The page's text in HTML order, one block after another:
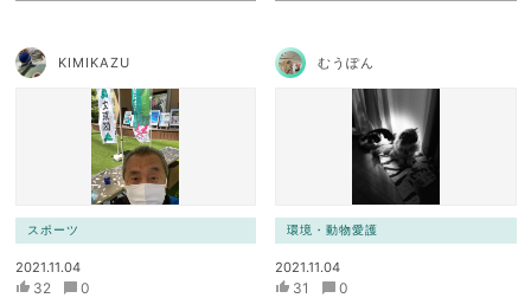
KIMIKAZU
スポーツ
2021.11.04
32 0
むうぽん
環境・動物愛護
2021.11.04
31 0